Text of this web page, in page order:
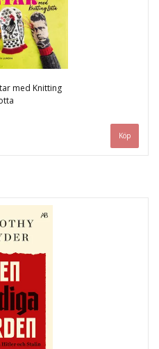
med Knitting